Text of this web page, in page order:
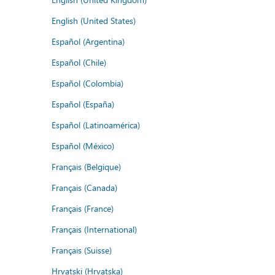
English (United States)
Español (Argentina)
Español (Chile)
Español (Colombia)
Español (España)
Español (Latinoamérica)
Español (México)
Français (Belgique)
Français (Canada)
Français (France)
Français (International)
Français (Suisse)
Hrvatski (Hrvatska)